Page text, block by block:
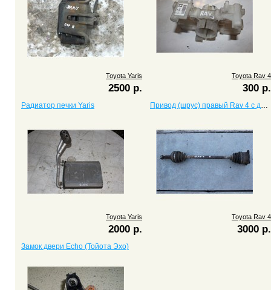
Toyota Yaris
2500 р.
Toyota Rav 4
300 р.
Радиатор печки Yaris
Toyota Yaris
2000 р.
Привод (шрус) правый Rav 4 с двигателем 3S
Toyota Rav 4
3000 р.
Замок двери Echo (Тойота Эхо)